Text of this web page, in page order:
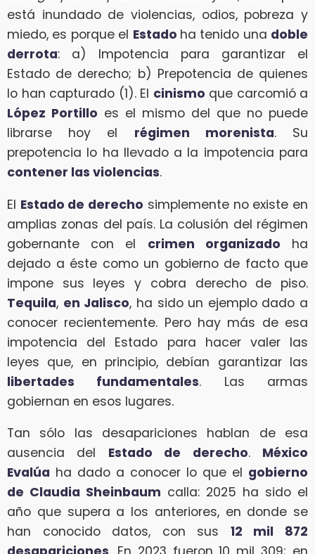
está inundado de violencias, odios, pobreza y
miedo, es porque el Estado ha tenido una doble
derrota: a) Impotencia para garantizar el
Estado de derecho; b) Prepotencia de quienes
lo han capturado (1). El cinismo que carcomió a
López Portillo es el mismo del que no puede
librarse hoy el régimen morenista. Su
prepotencia lo ha llevado a la impotencia para
contener las violencias.
El Estado de derecho simplemente no existe en
amplias zonas del país. La colusión del régimen
gobernante con el crimen organizado ha
dejado a éste como un gobierno de facto que
impone sus leyes y cobra derecho de piso.
Tequila, en Jalisco, ha sido un ejemplo dado a
conocer recientemente. Pero hay más de esa
impotencia del Estado para hacer valer las
leyes que, en principio, debían garantizar las
libertades fundamentales. Las armas
gobiernan en esos lugares.
Tan sólo las desapariciones hablan de esa
ausencia del Estado de derecho. México
Evalúa ha dado a conocer lo que el gobierno
de Claudia Sheinbaum calla: 2025 ha sido el
año que supera a los anteriores, en donde se
han conocido datos, con sus 12 mil 872